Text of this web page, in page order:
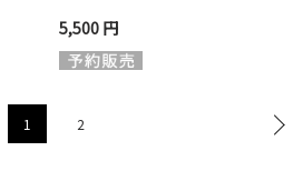
5,500 円
1 2